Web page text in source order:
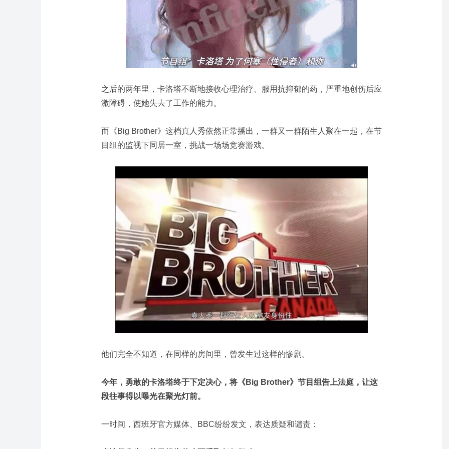
之后的两年里，卡洛塔不断地接收心理治疗、服用抗抑郁的药，严重地创伤后应
激障碍，使她失去了工作的能力。
而《Big Brother》这档真人秀依然正常播出，一群又一群陌生人聚在一起，在节
目组的监视下同居一室，挑战一场场竞赛游戏。
他们完全不知道，在同样的房间里，曾发生过这样的惨剧。
今年，勇敢的卡洛塔终于下定决心，将《Big Brother》节目组告上法庭，让这
段往事得以曝光在聚光灯前。
一时间，西班牙官方媒体、BBC纷纷发文，表达质疑和谴责：